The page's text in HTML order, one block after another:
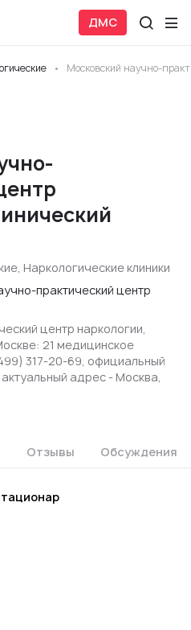
ДМС
Московский научно-
, Наркологические клиники
практический центр
центр наркологии,
21 медицинское
317-20-69, официальный
актуальный адрес - Москва,
Отзывы Обсуждения